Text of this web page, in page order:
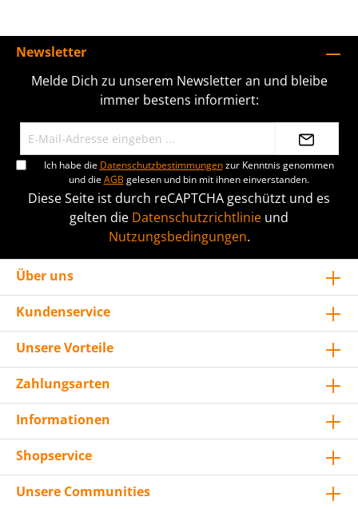
Newsletter
Melde Dich zu unserem Newsletter an und bleibe
immer bestens informiert:
Ich habe die Datenschutzbestimmungenzur Kenntnis genommen
und dieAGB gelesen und bin mit ihnen einverstanden.
Diese Seite ist durch reCAPTCHA geschützt und es
gelten die Datenschutzrichtlinie und
Nutzungsbedingungen.
Über uns
Kundenservice
Unsere Vorteile
Zahlungsarten
Informationen
Shopservice
Unsere Communities